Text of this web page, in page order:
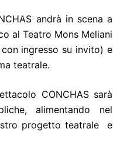
andrà in scena a
al Teatro Mons Meliani
ingresso su invito) e
teatrale.
CONCHAS sarà
alimentando nel
progetto teatrale e